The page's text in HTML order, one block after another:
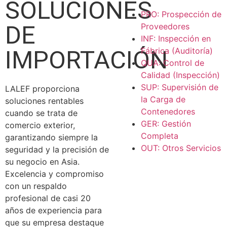
SOLUCIONES
DE
IMPORTACIÓN
LALEF proporciona
soluciones rentables
cuando se trata de
comercio exterior,
garantizando siempre la
seguridad y la precisión de
su negocio en Asia.
Excelencia y compromiso
con un respaldo
profesional de casi 20
años de experiencia para
que su empresa destaque
PRO: Prospección de
Proveedores
INF: Inspección en
Fábrica (Auditoría)
QUA: Control de
Calidad (Inspección)
SUP: Supervisión de
la Carga de
Contenedores
GER: Gestión
Completa
OUT: Otros Servicios